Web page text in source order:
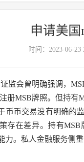
申请美
时间：2023-06-23
监会曾明确强调，
册MSB牌照。但持
币币交易没有明确的
存在差异。持有
力。私人金融服务侧